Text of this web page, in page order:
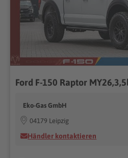
Ford F-150 Raptor
Eko-Gas GmbH
04179 Leipzig
Händler kontaktieren